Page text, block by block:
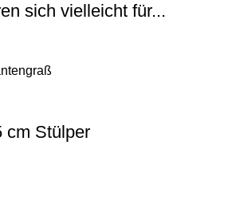
sich vielleicht für...
cm Stülper